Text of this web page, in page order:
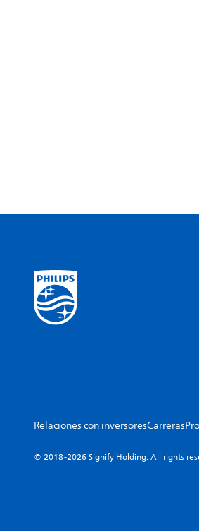
Relaciones con inversoresCarreras
© 2018-2026 Signify Holding. All rights